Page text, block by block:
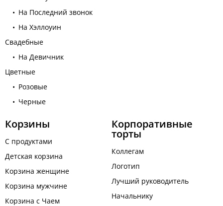
На Последний звонок
На Хэллоуин
Свадебные
На Девичник
Цветные
Розовые
Черные
Корзины
C продуктами
Детская корзина
Корзина женщине
Корзина мужчине
Корзина с Чаем
Корпоративные
торты
Коллегам
Логотип
Лучший руководитель
Начальнику